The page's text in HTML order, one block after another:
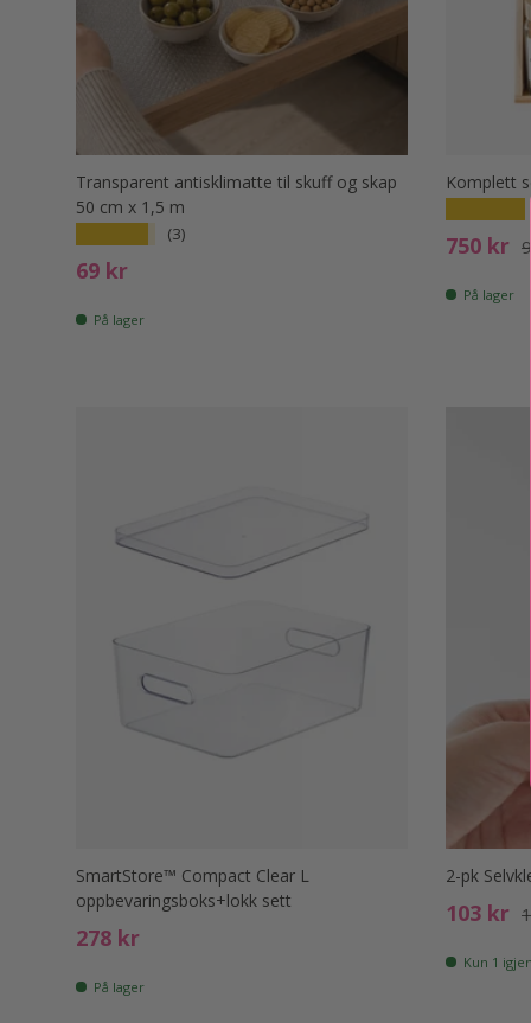
Transparent antisklimatte til skuff og skap
50 cm x 1,5 m
(3)
Ord. pris
69 kr
På lager
Komplett
Salgspris
750 kr
På lager
SmartStore™ Compact Clear L
oppbevaringsboks+lokk sett
Ord. pris
278 kr
På lager
2-pk
103 kr
Kun 1